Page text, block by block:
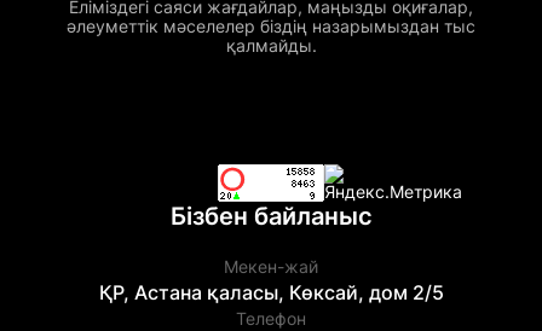
Еліміздегі саяси жағдайлар, маңызды оқиғалар,
әлеуметтік мәселелер біздің назарымыздан тыс
қалмайды.
Бізбен байланыс
Мекен-жай
ҚР, Астана қаласы, Көксай, дом 2/5
Телефон